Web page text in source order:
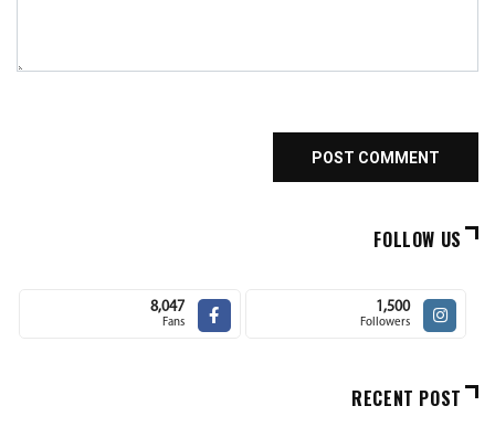
FOLLOW US
8,047
Fans
1,500
Followers
RECENT POST